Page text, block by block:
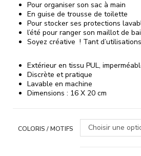
Pour organiser son sac à main
En guise de trousse de toilette
Pour stocker ses protections
l’été pour ranger son maillot de
Soyez créative ! Tant
Extérieur en tissu PUL,
Discrète et pratique
Lavable en machine
Dimensions : 16 X 20 cm
COLORIS / MOTIFS Choisir une